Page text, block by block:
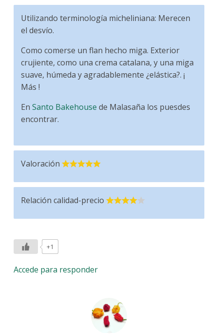
Utilizando terminología micheliniana: Merecen
el desvío.
Como comerse un flan hecho miga. Exterior
crujiente, como una crema catalana, y una miga
suave, húmeda y agradablemente ¿elástica?. ¡
Más !
EnSanto Bakehouse de Malasaña los puesdes
encontrar.
Valoración
Relación calidad-precio
+1
Accede para responder